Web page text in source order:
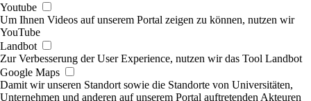
Youtube
Um Ihnen Videos auf unserem Portal zeigen zu können, nutzen wir
YouTube
Landbot
Zur Verbesserung der User Experience, nutzen wir das Tool Landbot
Google Maps
Damit wir unseren Standort sowie die Standorte von Universitäten,
Unternehmen und anderen auf unserem Portal auftretenden Akteuren